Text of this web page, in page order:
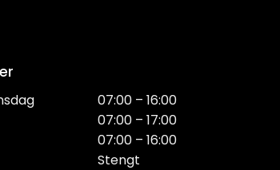
07:00 – 16:00
07:00 – 17:00
07:00 – 16:00
Stengt